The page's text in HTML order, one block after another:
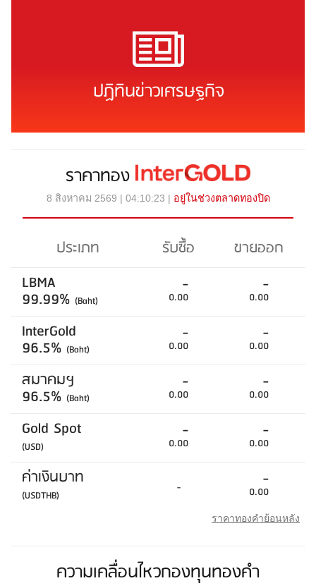
ปฏิทินข่าวเศรษฐกิจ
ราคาทอง
8 สิงหาคม 2569 | 04:10:23 | อยู่ในช่วงตลาดทองปิด
ประเภท รับซื้อ
ขายออก
LBMA
99.99% (Baht)
-
0.00
-
0.00
InterGold
96.5% (Baht)
-
0.00
-
0.00
สมาคมฯ
96.5% (Baht)
-
0.00
-
0.00
Gold Spot
(USD)
-
0.00
-
0.00
ค่าเงินบาท
(USDTHB) - -
0.00
ราคาทองคำย้อนหลัง
ความเคลื่อนไหวกองทุนทองคำ